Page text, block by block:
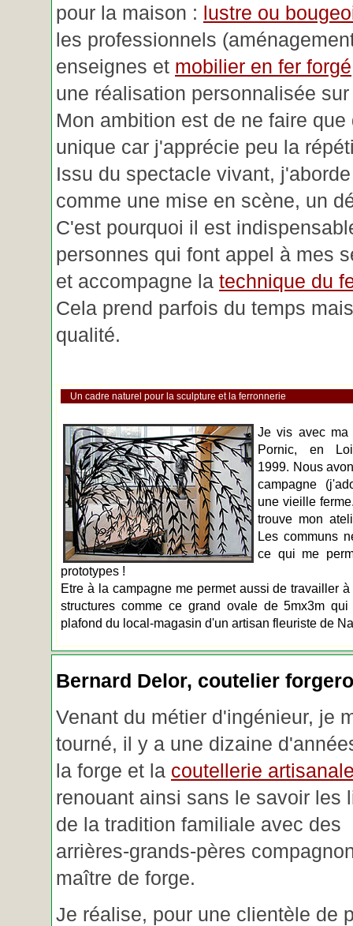
pour la maison : lustre ou
les professionnels
enseignes et mobilier en fer forgé
une réalisation personnalisée
Mon ambition est de ne faire que
unique car j'apprécie peu la
Issu du spectacle vivant,
comme une mise en scène, un
C'est pourquoi il est
personnes qui font appel à mes
et accompagne la technique du
Cela prend parfois du temps
qualité.
Un cadre naturel pour la sculpture et la ferronnerie
Je vis avec ma
Pornic, en
1999. Nous
campagne
une vieille
trouve mon
Les communs
ce qui me
prototypes !
Etre à la campagne me permet aussi de travailler
structures comme ce grand ovale de 5mx3m
plafond du local-magasin d'un artisan fleuriste de
Bernard Delor, coutelier
Venant du métier d'ingénieur, je
tourné, il y a une dizaine
la forge et la coutellerie
renouant ainsi sans le savoir les
de la tradition familiale avec des
arrières-grands-pères
maître de forge.
Je réalise, pour une clientèle de